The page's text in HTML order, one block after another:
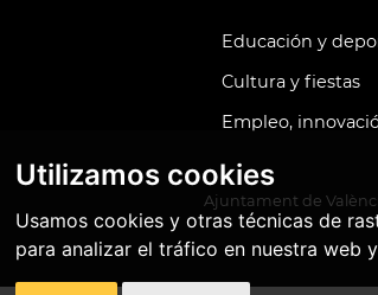
Utilizamos cookies
Usamos cookies y otras técnicas de
para analizar el tráfico en nuestra web
Educación y
Cultura y fiestas
Empleo,
Ajuntament de